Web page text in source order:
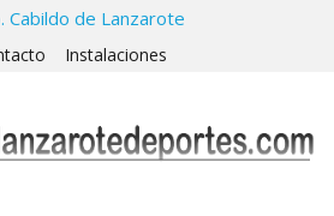
Cabildo de Lanzarote
Instalaciones